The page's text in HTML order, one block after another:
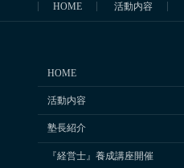
HOME 活動内容
HOME
活動内容
塾長紹介
『経営士』養成講座開催